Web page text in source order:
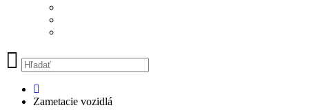
Zametacie vozidlá